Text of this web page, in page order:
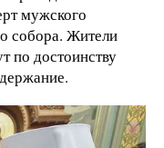
мужского
собора. Жители
по достоинству